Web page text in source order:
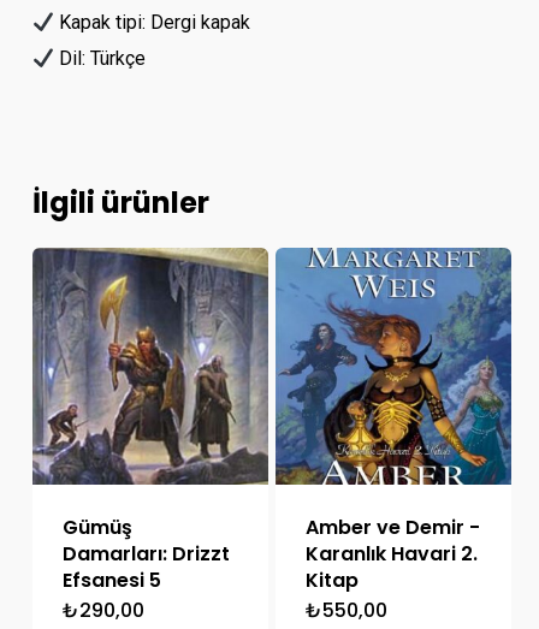
Kapak tipi: Dergi kapak
Dil: Türkçe
İlgili ürünler
Gümüş
Damarları: Drizzt
Efsanesi 5
₺290,00
Amber ve Demir -
Karanlık Havari 2.
Kitap
₺550,00